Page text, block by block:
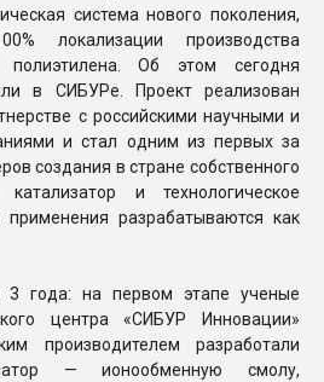
система нового поколения,
локализации производства
полиэтилена. Об этом сегодня
в СИБУРе. Проект реализован
с российскими научными и
и стал одним из первых за
создания в стране собственного
и технологическое
разрабатываются как
3 года: на первом этапе ученые
центра «СИБУР Инновации»
производителем разработали
— ионообменную смолу,